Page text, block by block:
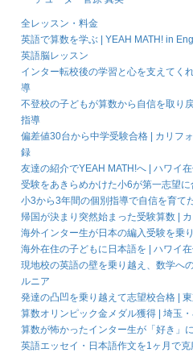
全レッスン・料金
英語で算数を学ぶ | YEAH MATH! in
英語脳レッスン
インター転校後の学習と心を支えてく
導
不登校の子どもが算数から自信を取り
指導
偏差値30台から中学受験合格 | カリフ
録
友達の紹介でYEAH MATH!へ | ハワイ
受験をあきらめかけた小6が第一志望
小3から3年間の個別指導で自信を育て
帰国が決まり突然始まった受験算数 |
海外インター生が日本の編入受験を乗
海外在住の子どもに日本語を | ハワイ
現地校の英語の壁を乗り越え、数学へ
ルニア
発達の凸凹を乗り越えて志望校合格 |
算数オリンピック金メダル獲得 | 埼玉
算数が怖かったインター生が「好き」
英語エッセイ・日本語作文を1ヶ月で